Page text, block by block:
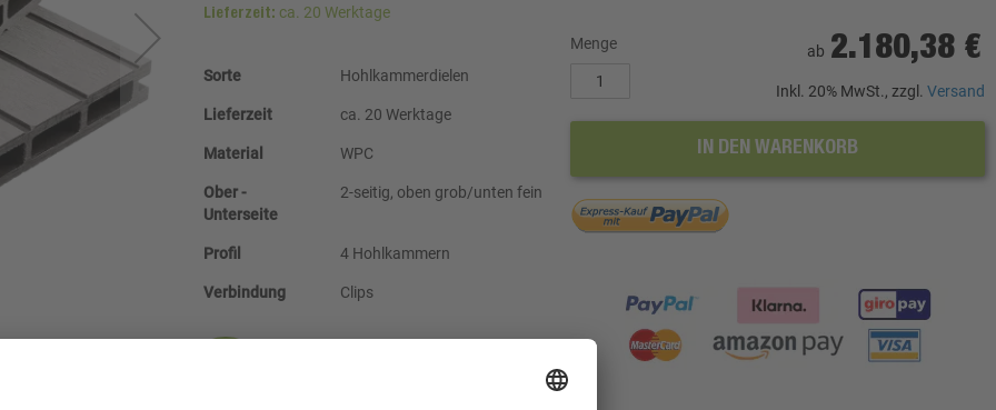
Lieferzeit: ca. 20 Werktage
Weitere
Sorte Hohlkammerdielen
Lieferzeit ca. 20 Werktage
Material WPC
Ober -
Unterseite
2-seitig, oben grob/unten fein
Profil 4 Hohlkammern
Verbindung Clips
ab 2.180,38 €
Inkl. 20% MwSt., zzgl. Versand
Menge
IN DEN WARENKORB